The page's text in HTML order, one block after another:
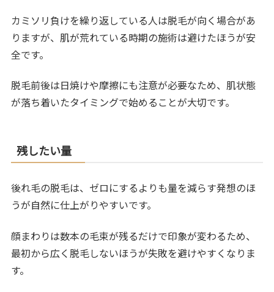
カミソリ負けを繰り返している人は脱毛が向く場合があ
りますが、肌が荒れている時期の施術は避けたほうが安
全です。
脱毛前後は日焼けや摩擦にも注意が必要なため、肌状態
が落ち着いたタイミングで始めることが大切です。
残したい量
後れ毛の脱毛は、ゼロにするよりも量を減らす発想のほ
うが自然に仕上がりやすいです。
顔まわりは数本の毛束が残るだけで印象が変わるため、
最初から広く脱毛しないほうが失敗を避けやすくなりま
す。